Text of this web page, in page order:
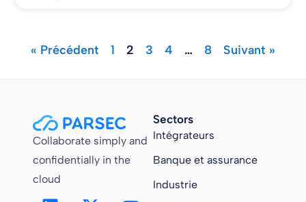
« Précédent 1 2 3 4 … 8 Suivant »
Collaborate simply and
confidentially in the
cloud
Sectors
Intégrateurs
Banque et assurance
Industrie